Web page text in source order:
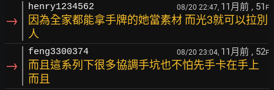
→
henry1234562 08/20 22:47, 11月前 , 51 F
因為全家都能拿手牌的她當素材 而光3就可以拉別
人
→
feng3300374 08/20 23:04, 11月前 , 52F
而且這系列下很多協調手坑也不怕先手卡在手上
而且